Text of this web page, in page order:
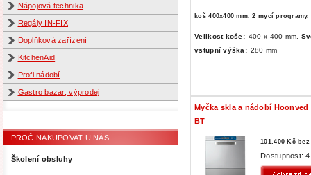
Nápojová technika
Regály IN-FIX
Doplňková zařízení
KitchenAid
Profi nádobí
Gastro bazar, výprodej
PROČ NAKUPOVAT U NÁS
Školení obsluhy
koš 400x400 mm, 2 mycí programy,
Velikost koše: 400 x 400 mm,
vstupní výška: 280 mm
Myčka skla a nádobí Hoonved
BT
101.400 Kč bez
Dostupnost: